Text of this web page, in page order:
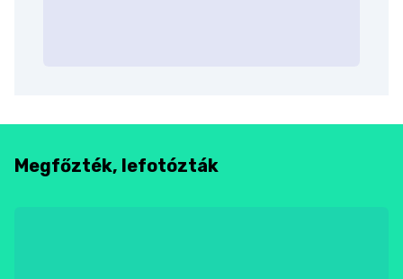
Megfőzték, lefotózták